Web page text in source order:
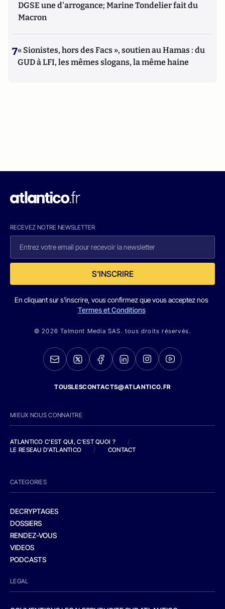
DGSE une d'arrogance; Marine Tondelier fait du
Macron
7« Sionistes, hors des Facs », soutien au Hamas : du
GUD à LFI, les mêmes slogans, la même haine
RECEVEZ NOTRE NEWSLETTER
S'INSCRIRE
En cliquant sur s'inscrire, vous confirmez que vous acceptez nos
Termes et Conditions
© 2026 Talmont Media SAS. tous droits réservés.
TOUSLESCONTACTS@ATLANTICO.FR
MIEUX NOUS CONNAITRE
ATLANTICO C'EST QUI, C'EST QUOI ?
/
LE RESEAU D'ATLANTICO
/ CONTACT
CATEGORIES
DECRYPTAGES
DOSSIERS
RENDEZ-VOUS
VIDEOS
PODCASTS
LEGAL